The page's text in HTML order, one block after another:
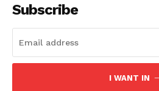
Subscribe
I WANT IN